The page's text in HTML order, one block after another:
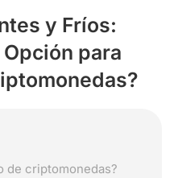
y Fríos:
para
de criptomonedas?